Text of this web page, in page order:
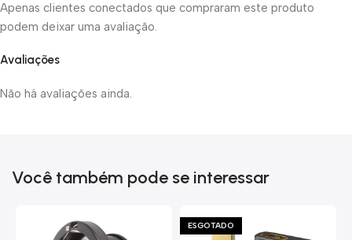
Avaliações
Não há avaliações ainda.
Apenas clientes conectados que compraram este produto
podem deixar uma avaliação.
Você também pode se interessar
ESGOTADO